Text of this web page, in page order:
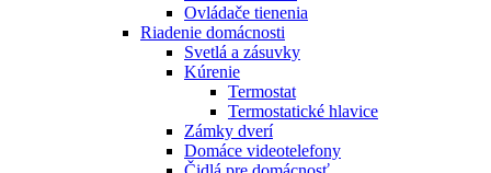
Ovládače tienenia
Riadenie domácnosti
Svetlá a zásuvky
Kúrenie
Termostat
Termostatické hlavice
Zámky dverí
Domáce videotelefony